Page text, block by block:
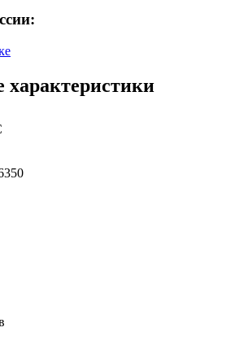
характеристики